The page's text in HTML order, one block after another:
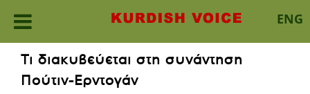
ENG
content
Τι διακυβεύεται στη συνάντηση
Πούτιν-Ερντογάν